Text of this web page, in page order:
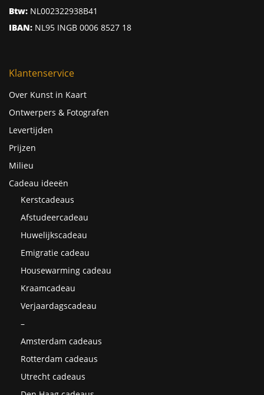
Btw: NL002322938B41
IBAN: NL95 INGB 0006 8527 18
Klantenservice
Over Kunst in Kaart
Ontwerpers & Fotografen
Levertijden
Prijzen
Milieu
Cadeau ideeën
Kerstcadeaus
Afstudeercadeau
Huwelijkscadeau
Emigratie cadeau
Housewarming cadeau
Kraamcadeau
Verjaardagscadeau
–
Amsterdam cadeaus
Rotterdam cadeaus
Utrecht cadeaus